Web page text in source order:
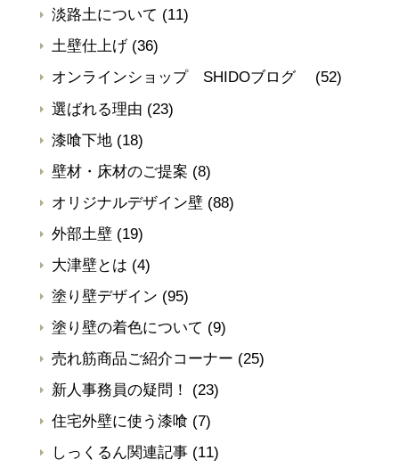
淡路土について (11)
土壁仕上げ (36)
オンラインショップ SHIDOブログ
(52)
選ばれる理由 (23)
漆喰下地 (18)
壁材・床材のご提案 (8)
オリジナルデザイン壁 (88)
外部土壁 (19)
大津壁とは (4)
塗り壁デザイン (95)
塗り壁の着色について (9)
売れ筋商品ご紹介コーナー (25)
新人事務員の疑問！
(23)
住宅外壁に使う漆喰 (7)
しっくるん関連記事 (11)